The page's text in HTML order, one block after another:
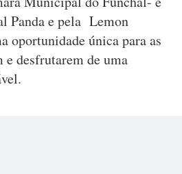
Panda e pela Lemon
oportunidade única para as
desfrutarem de uma